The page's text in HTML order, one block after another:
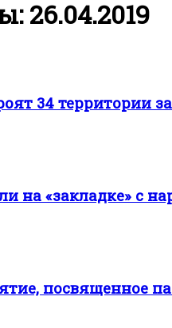
26.04.2019
34 территории
на «закладке» с
посвященное